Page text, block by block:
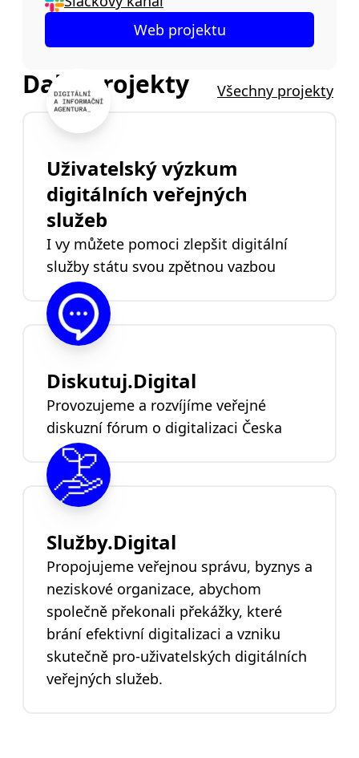
Web projektu
Další projekty Všechny projekty
Uživatelský výzkum
digitálních veřejných
služeb
I vy můžete pomoci zlepšit digitální
služby státu svou zpětnou vazbou
Diskutuj.Digital
Provozujeme a rozvíjíme veřejné
diskuzní fórum o digitalizaci Česka
Služby.Digital
Propojujeme veřejnou správu, byznys a
neziskové organizace, abychom
společně překonali překážky, které
brání efektivní digitalizaci a vzniku
skutečně pro-uživatelských digitálních
veřejných služeb.